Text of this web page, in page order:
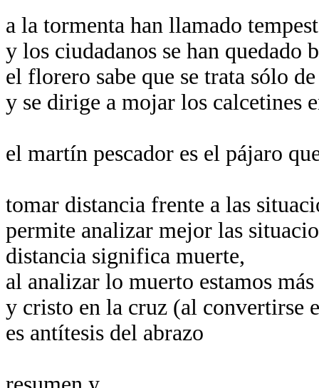
a la tormenta han llamado
y los ciudadanos se han quedado
el florero sabe que se trata sólo
y se dirige a mojar los calcetines
el martín pescador es el pájaro
tomar distancia frente a las
permite analizar mejor las
distancia significa muerte,
al analizar lo muerto estamos
y cristo en la cruz (al convertirse
es antítesis del abrazo